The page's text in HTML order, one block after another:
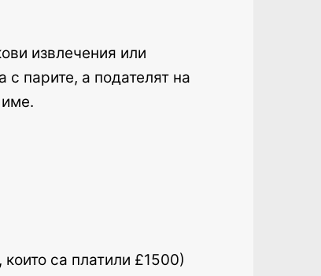
извлечения или
парите, а подателят на
са платили £1500)